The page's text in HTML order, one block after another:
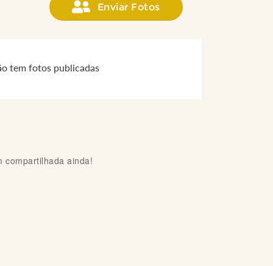
Enviar Fotos
tem fotos publicadas
compartilhada ainda!